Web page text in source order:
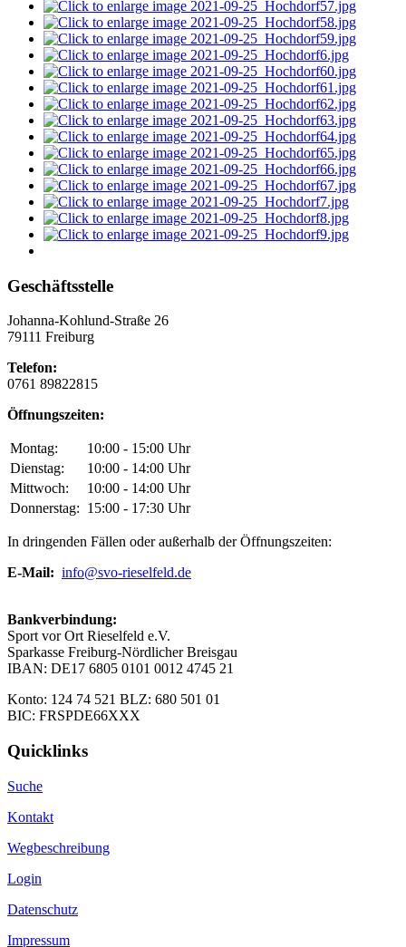
Geschäftsstelle
Johanna-Kohlund-Straße 26
79111 Freiburg
Telefon:
0761 89822815
Öffnungszeiten:
Montag:
10:00 - 15:00 Uhr
Dienstag:
10:00 - 14:00 Uhr
Mittwoch:
10:00 - 14:00 Uhr
Donnerstag: 15:00 - 17:30 Uhr
In dringenden Fällen oder außerhalb der Öffnungszeiten:
E-Mail: info@svo-rieselfeld.de
Bankverbindung:
Sport vor Ort Rieselfeld e.V.
Sparkasse Freiburg-Nördlicher Breisgau
IBAN: DE17 6805 0101 0012 4745 21
Konto: 124 74 521 BLZ: 680 501 01
BIC: FRSPDE66XXX
Quicklinks
Suche
Kontakt
Wegbeschreibung
Login
Datenschutz
Impressum